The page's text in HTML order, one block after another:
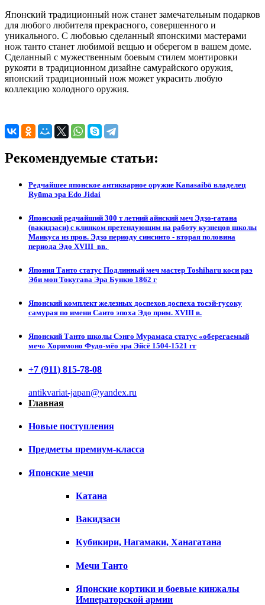
Японский традиционный нож станет замечательным подарков
для любого любителя прекрасного, совершенного и
уникального. С любовью сделанный японскими мастерами
нож танто станет любимой вещью и оберегом в вашем доме.
Сделанный с мужественным боевым стилем монтировки
рукояти в традиционном дизайне самурайского оружия,
японский традиционный нож может украсить любую
коллекцию холодного оружия.
Рекомендуемые статьи:
Редчайшее японское антикварное оружие Kanasaibō владелец
Ryūma эра Edo Jidai
Японский редчайший 300 т летний айнский меч Эдзо-гатана
(вакидзаси) с клинком претендующим на работу кузнецов школы
Маикуса из пров. Эдзо периоду синсинто - вторая половина
периода Эдо XVIII вв.
Япония Танто статус Подлинный меч мастер Toshiharu коси раэ
Эби мон Токугава Эра Бункю 1862 г
Японский комплект железных доспехов доспеха тосэй-гусоку
самурая по имени Саито эпоха Эдо прим. XVIII в.
Японский Танто школы Сэнго Мурамаса статус «оберегаемый
меч» Хоримоно Фудо-мёо эра Эйсё 1504-1521 гг
+7 (911) 815-78-08
antikvariat-japan@yandex.ru
Главная
Новые поступления
Предметы премиум-класса
Японские мечи
Катана
Вакидзаси
Кубикири, Нагамаки, Ханагатана
Мечи Танто
Японские кортики и боевые кинжалы
Императорской армии